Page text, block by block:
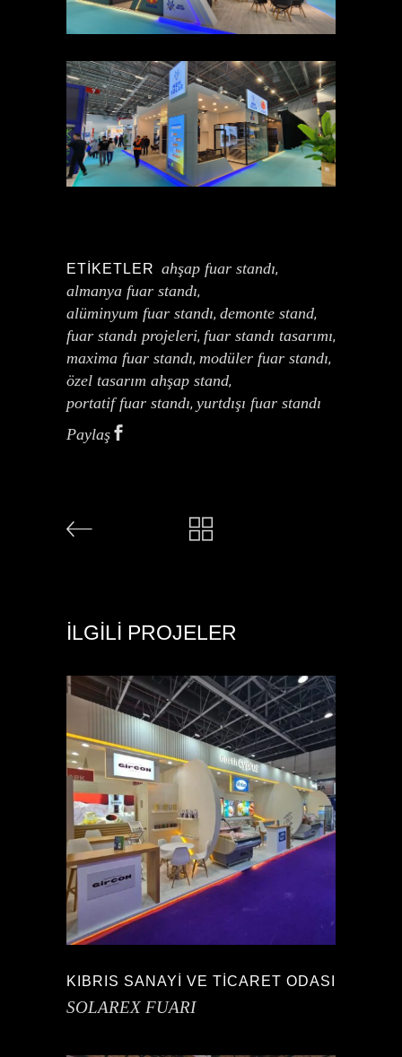
ETIKETLER ahşap fuar standı,
almanya fuar standı,
alüminyum fuar standı, demonte stand,
fuar standı projeleri, fuar standı tasarımı,
maxima fuar standı, modüler fuar standı,
özel tasarım ahşap stand,
portatif fuar standı, yurtdışı fuar standı
Paylaş
İLGILI PROJELER
KIBRIS SANAYİ VE TİCARET ODASI
SOLAREX FUARI